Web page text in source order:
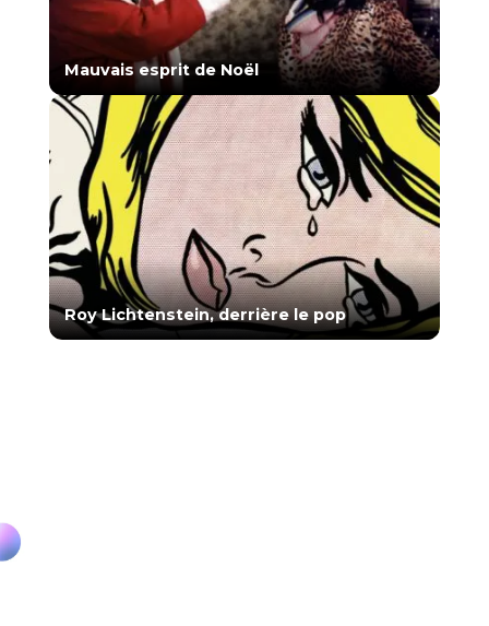
Mauvais esprit de Noël
Roy Lichtenstein, derrière le pop